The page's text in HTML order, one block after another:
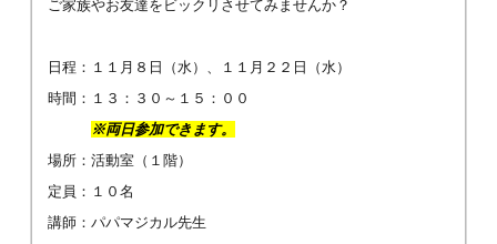
ご家族やお友達をビックリさせてみませんか？
日程：１１月８日（水）、１１月２２日（水）
時間：１３：３０～１５：００
※両日参加できます。
場所：活動室（１階）
定員：１０名
講師：パパマジカル先生